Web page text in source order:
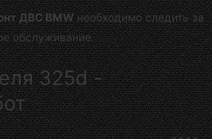
ДВС BMWнеобходимо следить за
обслуживание.
325d -